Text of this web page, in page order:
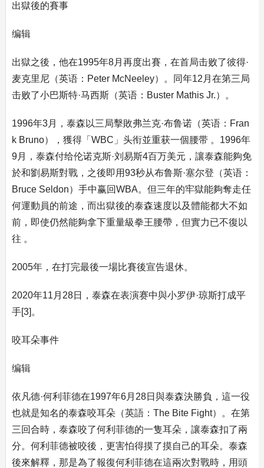
出獄後的賽事
编辑
出獄之後，他在1995年8月再度出賽，在首局击败了彼得·
麦克里尼（英语：Peter McNeeley）。同年12月在第三局
击败了小巴斯特·马西斯（英语：Buster Mathis Jr.）。
1996年3月，泰森以三局擊敗弗兰克·布鲁诺（英语：Fran
k Bruno），獲得「WBC」头衔並重获一個腰带 。1996年
9月，泰森付给伦诺克斯·刘易斯4百万美元，讓泰森能夠免
於和劉易斯對戰，之後即用93秒从布鲁斯·塞尔登（英语：
Bruce Seldon）手中赢回WBA。但三年的牢獄能夠奪走任
何運動員的前途，而出獄後的泰森速度以及體能都大不如
前，即使仍然能夠拿下重量級拳王腰帶，但實力已不復以
往 。
2005年，在打完最後一場比賽後宣告退休。
2020年11月28日，泰森在表演赛中與小罗伊·琼斯打成平
手[3]。
咬耳朵事件
编辑
依凡德·何利菲德在1997年6月28日與泰森決勝負，這一役
也就是知名的泰森咬耳朵（英語：The Bite Fight）。在第
三回合時，泰森咬了何利菲德的一隻耳朵，讓泰森扣了兩
分。何利菲德被咬後，更害怕得摸了摸自己的耳朵。泰森
後來解釋，那是為了報復何利菲德在這兩次對戰時，用頭